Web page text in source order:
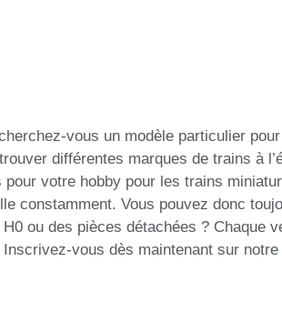
vous un modèle particulier
différentes marques de trains à
pour votre hobby pour les trains
constamment. Vous pouvez donc
ou des pièces détachées ? Chaque
vous dès maintenant sur